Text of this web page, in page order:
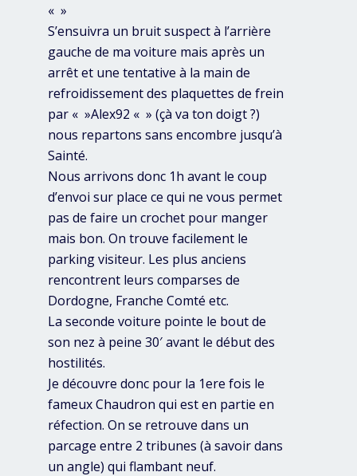
« »
S’ensuivra un bruit suspect à l’arrière
gauche de ma voiture mais après un
arrêt et une tentative à la main de
refroidissement des plaquettes de frein
par « »Alex92 « » (çà va ton doigt ?)
nous repartons sans encombre jusqu’à
Sainté.
Nous arrivons donc 1h avant le coup
d’envoi sur place ce qui ne vous permet
pas de faire un crochet pour manger
mais bon. On trouve facilement le
parking visiteur. Les plus anciens
rencontrent leurs comparses de
Dordogne, Franche Comté etc.
La seconde voiture pointe le bout de
son nez à peine 30′ avant le début des
hostilités.
Je découvre donc pour la 1ere fois le
fameux Chaudron qui est en partie en
réfection. On se retrouve dans un
parcage entre 2 tribunes (à savoir dans
un angle) qui flambant neuf.